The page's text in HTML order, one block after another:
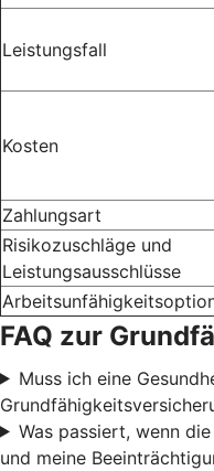
Leistungsfall
Kosten
Zahlungsart
Risikozuschläge und
Leistungsausschlüsse
FAQ zur
Muss ich eine
Was passiert, wenn
und meine